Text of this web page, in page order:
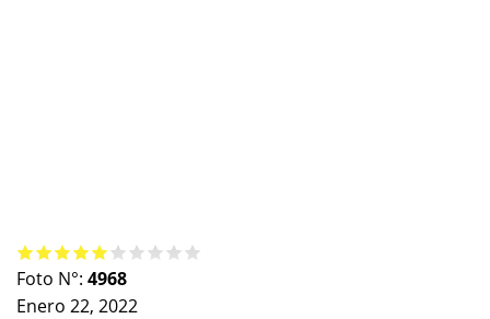
Foto N°: 4968
Enero 22, 2022